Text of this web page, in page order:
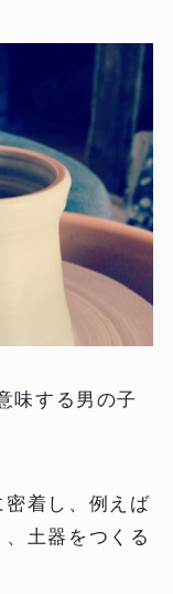
味する男の子
着し、例えば
土器をつくる